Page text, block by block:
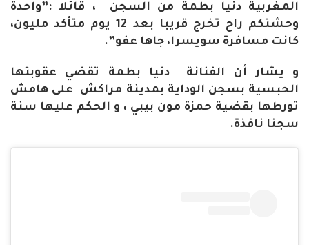
المغربية دنيا بطمة من السجن ، قائلا :”واحدة
وحشتكم راح تخرج قريبا بعد 12 يوم متأكد مليون،
كانت مسافرة سويسرا، جاها عفو”.
و يشار أن الفنانة دنيا بطمة تقضي عقوبتها
الحبسية بسجن الوداية بمدينة مراكش على هامش
تورطها بقضية حمزة مون بيبي ، و الحكم عليها سنة
سجنا نافذة.